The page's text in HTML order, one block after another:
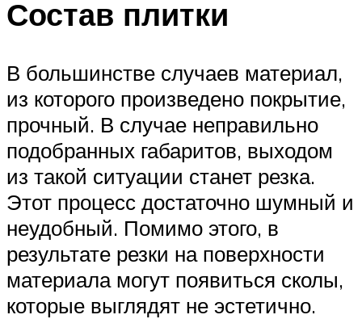
Состав плитки
В большинстве случаев материал,
из которого произведено покрытие,
прочный. В случае неправильно
подобранных габаритов, выходом
из такой ситуации станет резка.
Этот процесс достаточно шумный и
неудобный. Помимо этого, в
результате резки на поверхности
материала могут появиться сколы,
которые выглядят не эстетично.